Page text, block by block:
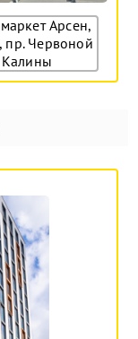
Арсен,
пр. Червоной
Калины